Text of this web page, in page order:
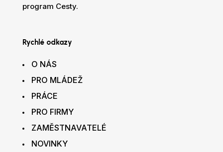
program Cesty.
Rychlé odkazy
O NÁS
PRO MLÁDEŽ
PRÁCE
PRO FIRMY
ZAMĚSTNAVATELÉ
NOVINKY